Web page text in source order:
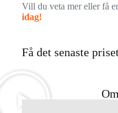
Vill du veta mer eller få
idag!
Få det senaste